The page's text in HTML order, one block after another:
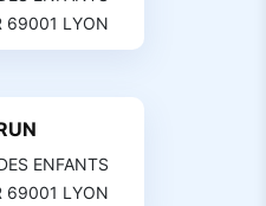
69001 LYON
ENFANTS
69001 LYON